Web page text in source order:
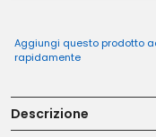
Aggiungi questo prodotto
rapidamente
Descrizione